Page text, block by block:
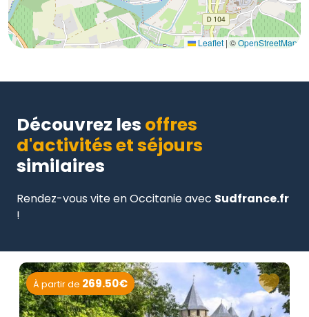
Leaflet | ©OpenStreetMap
Découvrez les offres
d'activités et séjours
similaires
Rendez-vous vite en Occitanie avec Sudfrance.fr
!
À partir de 269.50€